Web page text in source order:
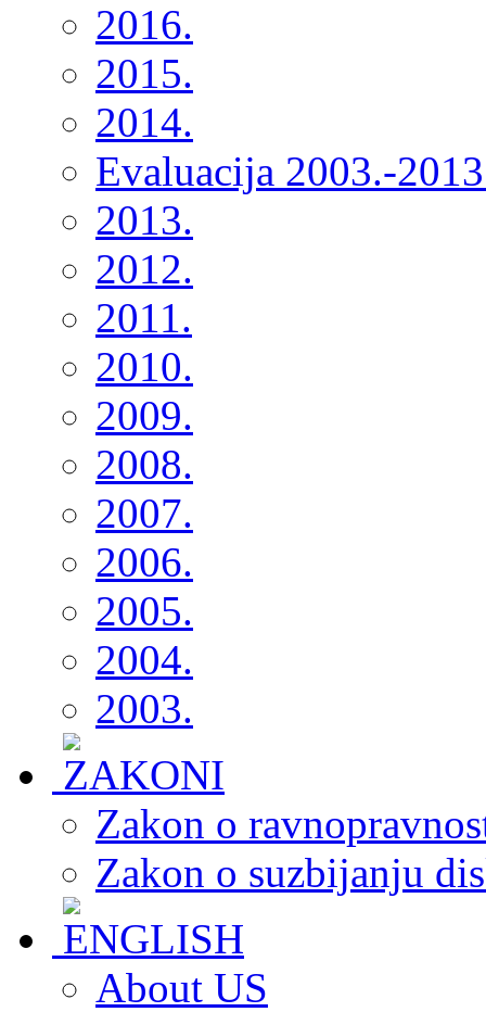
2016.
2015.
2014.
Evaluacija 2003.-
2013.
2012.
2011.
2010.
2009.
2008.
2007.
2006.
2005.
2004.
2003.
Zakon o
Zakon o suzbijanju
About US